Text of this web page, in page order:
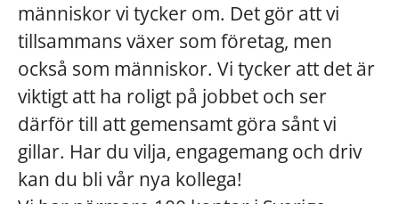
människor vi tycker om. Det gör att vi
tillsammans växer som företag, men
också som människor. Vi tycker att det är
viktigt att ha roligt på jobbet och ser
därför till att gemensamt göra sånt vi
gillar. Har du vilja, engagemang och driv
kan du bli vår nya kollega!